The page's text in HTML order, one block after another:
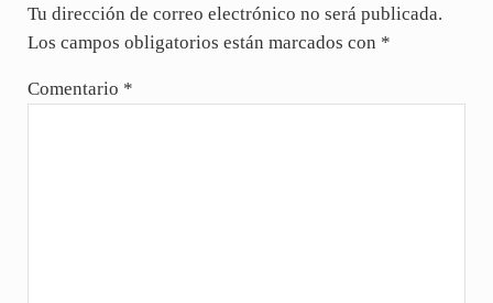
Tu dirección de correo electrónico no será publicada.
Los campos obligatorios están marcados con *
Comentario *